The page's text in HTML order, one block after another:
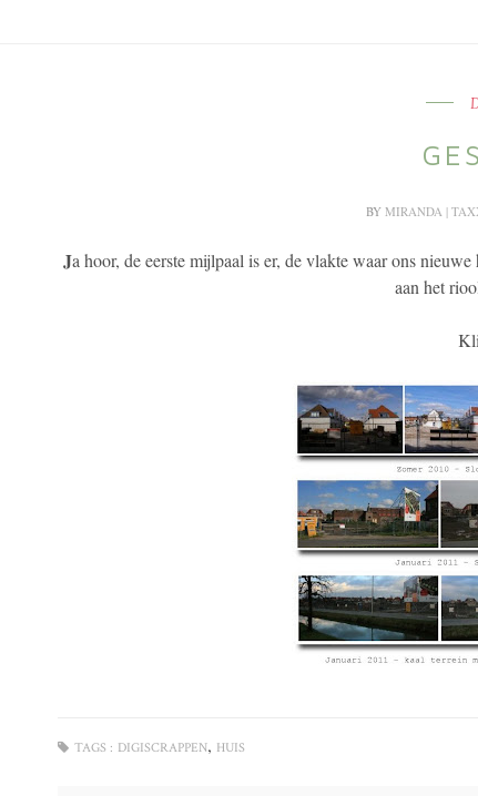
BY MIRANDA |
Ja hoor, de eerste mijlpaal is er, de vlakte waar ons
aan het
TAGS : DIGISCRAPPEN, HUIS